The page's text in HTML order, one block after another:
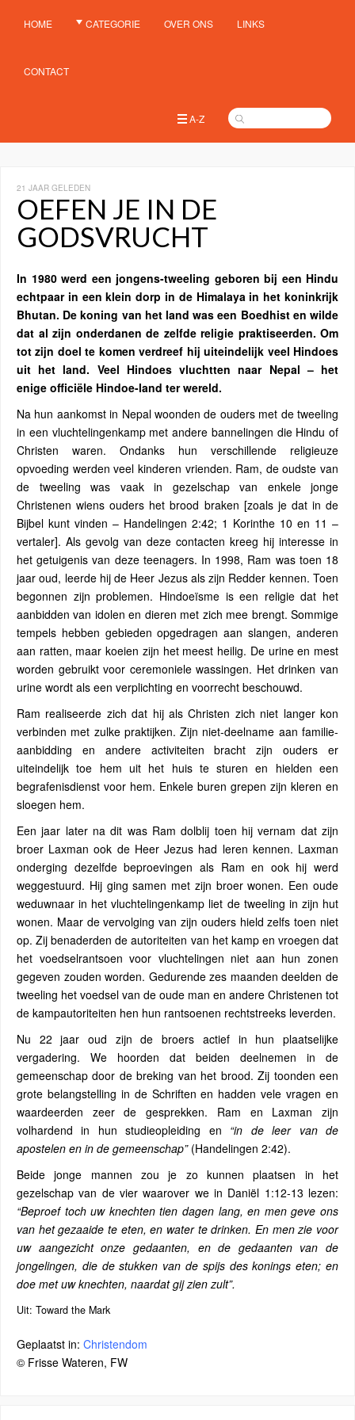
HOME CATEGORIE OVER ONS LINKS
CONTACT
A-Z
21 JAAR GELEDEN
OEFEN JE IN DE
GODSVRUCHT
In 1980 werd een jongens-tweeling geboren bij een Hindu
echtpaar in een klein dorp in de Himalaya in het koninkrijk
Bhutan. De koning van het land was een Boedhist en wilde
dat al zijn onderdanen de zelfde religie praktiseerden. Om
tot zijn doel te komen verdreef hij uiteindelijk veel Hindoes
uit het land. Veel Hindoes vluchtten naar Nepal – het
enige officiële Hindoe-land ter wereld.
Na hun aankomst in Nepal woonden de ouders met de tweeling
in een vluchtelingenkamp met andere bannelingen die Hindu of
Christen waren. Ondanks hun verschillende religieuze
opvoeding werden veel kinderen vrienden. Ram, de oudste van
de tweeling was vaak in gezelschap van enkele jonge
Christenen wiens ouders het brood braken [zoals je dat in de
Bijbel kunt vinden – Handelingen 2:42; 1 Korinthe 10 en 11 –
vertaler]. Als gevolg van deze contacten kreeg hij interesse in
het getuigenis van deze teenagers. In 1998, Ram was toen 18
jaar oud, leerde hij de Heer Jezus als zijn Redder kennen. Toen
begonnen zijn problemen. Hindoeïsme is een religie dat het
aanbidden van idolen en dieren met zich mee brengt. Sommige
tempels hebben gebieden opgedragen aan slangen, anderen
aan ratten, maar koeien zijn het meest heilig. De urine en mest
worden gebruikt voor ceremoniele wassingen. Het drinken van
urine wordt als een verplichting en voorrecht beschouwd.
Ram realiseerde zich dat hij als Christen zich niet langer kon
verbinden met zulke praktijken. Zijn niet-deelname aan familie-
aanbidding en andere activiteiten bracht zijn ouders er
uiteindelijk toe hem uit het huis te sturen en hielden een
begrafenisdienst voor hem. Enkele buren grepen zijn kleren en
sloegen hem.
Een jaar later na dit was Ram dolblij toen hij vernam dat zijn
broer Laxman ook de Heer Jezus had leren kennen. Laxman
onderging dezelfde beproevingen als Ram en ook hij werd
weggestuurd. Hij ging samen met zijn broer wonen. Een oude
weduwnaar in het vluchtelingenkamp liet de tweeling in zijn hut
wonen. Maar de vervolging van zijn ouders hield zelfs toen niet
op. Zij benaderden de autoriteiten van het kamp en vroegen dat
het voedselrantsoen voor vluchtelingen niet aan hun zonen
gegeven zouden worden. Gedurende zes maanden deelden de
tweeling het voedsel van de oude man en andere Christenen tot
de kampautoriteiten hen hun rantsoenen rechtstreeks leverden.
Nu 22 jaar oud zijn de broers actief in hun plaatselijke
vergadering. We hoorden dat beiden deelnemen in de
gemeenschap door de breking van het brood. Zij toonden een
grote belangstelling in de Schriften en hadden vele vragen en
waardeerden zeer de gesprekken. Ram en Laxman zijn
volhardend in hun studieopleiding en “in de leer van de
apostelen en in de gemeenschap”(Handelingen 2:42).
Beide jonge mannen zou je zo kunnen plaatsen in het
gezelschap van de vier waarover we in Daniël 1:12-13 lezen:
“Beproef toch uw knechten tien dagen lang, en men geve ons
van het gezaaide te eten, en water te drinken. En men zie voor
uw aangezicht onze gedaanten, en de gedaanten van de
jongelingen, die de stukken van de spijs des konings eten; en
doe met uw knechten, naardat gij zien zult”.
Uit: Toward the Mark
Geplaatst in: Christendom
© Frisse Wateren, FW